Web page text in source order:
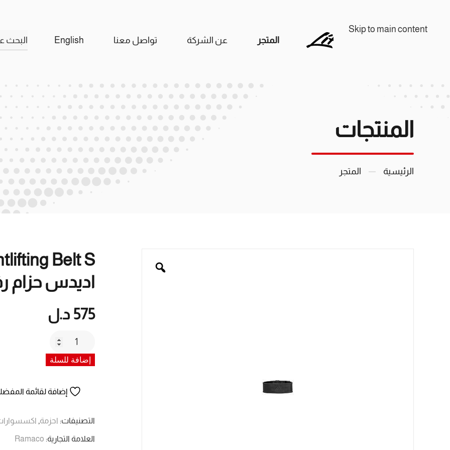
Skip to main content
المتجر
عن الشركة تواصل معنا English
البحث
عن:
المنتجات
الرئيسية المتجر
اديدس حزام
575 د.ل
كمية
/
Weightlifting
S
اديدس
إضافة للسلة
إضافة لقائمة
التصنيفات: احزمة,
العلامة التجارية: Ramaco